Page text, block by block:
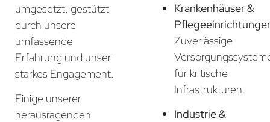
umgesetzt, gestützt
durch unsere
umfassende
Erfahrung und unser
starkes Engagement.
Einige unserer
herausragenden
Krankenhäuser &
Zuverlässige
für kritische
Infrastrukturen.
Industrie &